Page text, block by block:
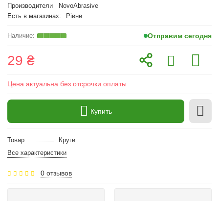
Производители
NovoAbrasive
Есть в магазинах:
Рівне
Отправим сегодня
29 ₴
Цена актуальна без отсрочки оплаты
Купить
Товар
Круги
Все характеристики
0 отзывов